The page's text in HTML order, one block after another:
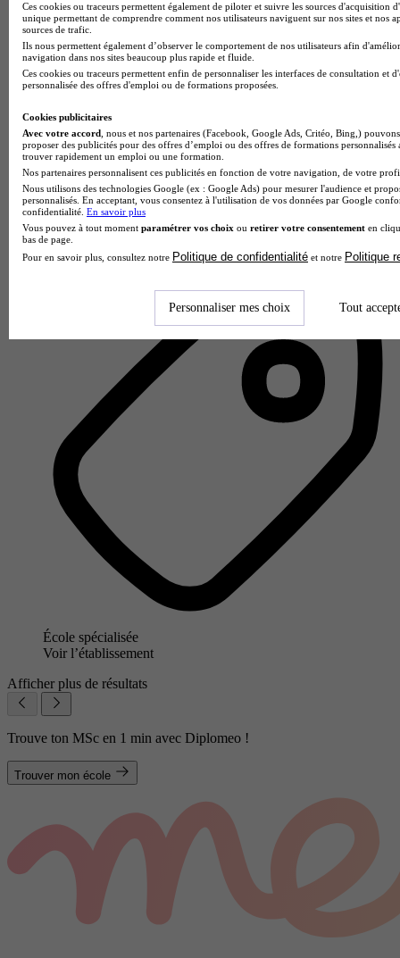
IHEDREA - L'école de l'Agri et de l'Agro Management -
Paris
4.7
3 avis
Courbevoie
École spécialisée
Voir l’établissement
Afficher plus de résultats
Trouve ton MSc en 1 min avec Diplomeo !
Trouver mon école
Ces cookies ou traceurs permettent également de piloter et suivre les sources d'acquisition
unique permettant de comprendre comment nos utilisateurs naviguent sur nos sites et nos
sources de trafic.
Ils nous permettent également d’observer le comportement de nos utilisateurs afin
navigation dans nos sites beaucoup plus rapide et fluide.
Ces cookies ou traceurs permettent enfin de personnaliser les interfaces de consultation et
personnalisée des offres d'emploi ou de formations proposées.
Cookies publicitaires
Avec votre accord , nous et nos partenaires (Facebook, Google Ads, Critéo, Bing,)
proposer des publicités pour des offres d’emploi ou des offres de formations
trouver rapidement un emploi ou une formation.
Nos partenaires personnalisent ces publicités en fonction de votre navigation, de votre
Nous utilisons des technologies Google (ex : Google Ads) pour mesurer l'audience et
personnalisés. En acceptant, vous consentez à l'utilisation de vos données par Google
confidentialité. En savoir plus
Vous pouvez à tout moment paramétrer vos choix ou retirer votre consentement en
bas de page.
Pour en savoir plus, consultez notre Politique de confidentialité et notre Politique
Personnaliser mes choix Tout